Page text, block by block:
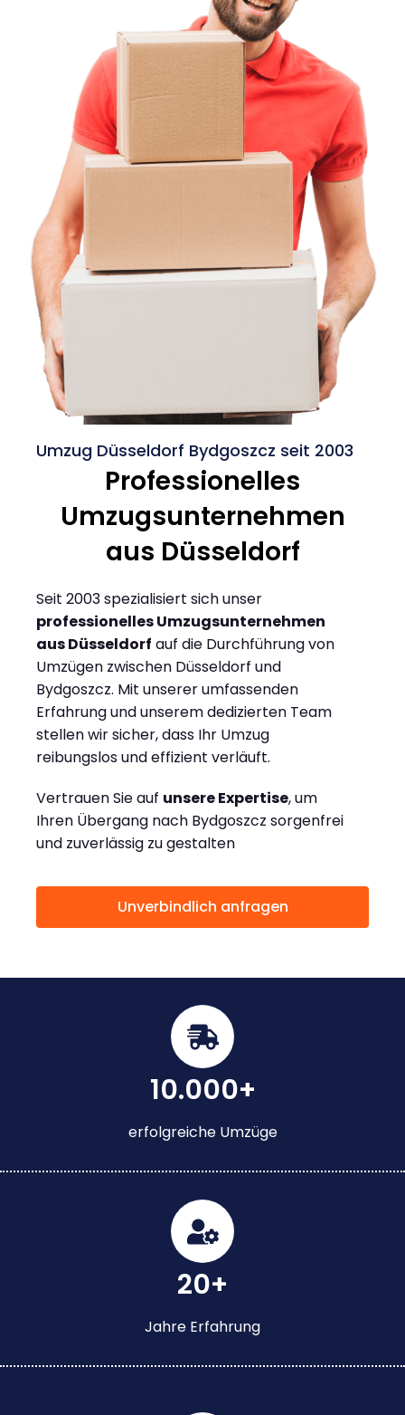
Umzug Düsseldorf Bydgoszcz seit 2003
Professionelles
Umzugsunternehmen
aus Düsseldorf
Seit 2003 spezialisiert sich unser
professionelles Umzugsunternehmen
aus Düsseldorf auf die Durchführung von
Umzügen zwischen Düsseldorf und
Bydgoszcz. Mit unserer umfassenden
Erfahrung und unserem dedizierten Team
stellen wir sicher, dass Ihr Umzug
reibungslos und effizient verläuft.
Vertrauen Sie auf unsere Expertise, um
Ihren Übergang nach Bydgoszcz sorgenfrei
und zuverlässig zu gestalten
Unverbindlich anfragen
10.000+
erfolgreiche Umzüge
20+
Jahre Erfahrung